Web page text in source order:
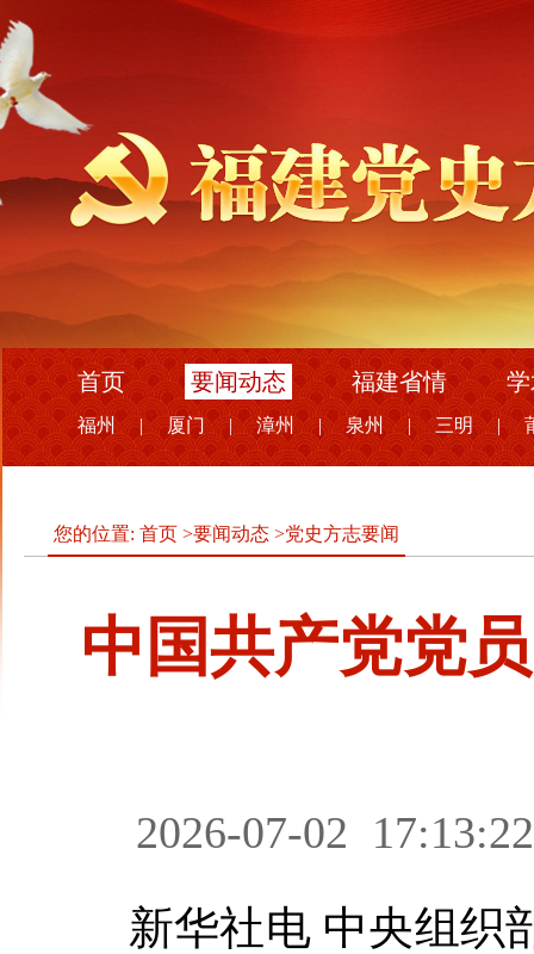
首页 要闻动态 福建省情
福州 | 厦门 | 漳州 | 泉州 | 三明 |
您的位置: 首页 >要闻动态 >党史方志要闻
中国共产党党
2026-07-02 17:13:22
新华社电 中央组织